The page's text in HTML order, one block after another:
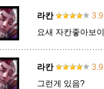
에코
라칸
3.9
요새 자칸좋아보
라칸
3.9
그런게 있음?